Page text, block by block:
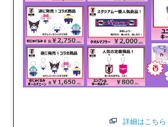
詳細はこちら